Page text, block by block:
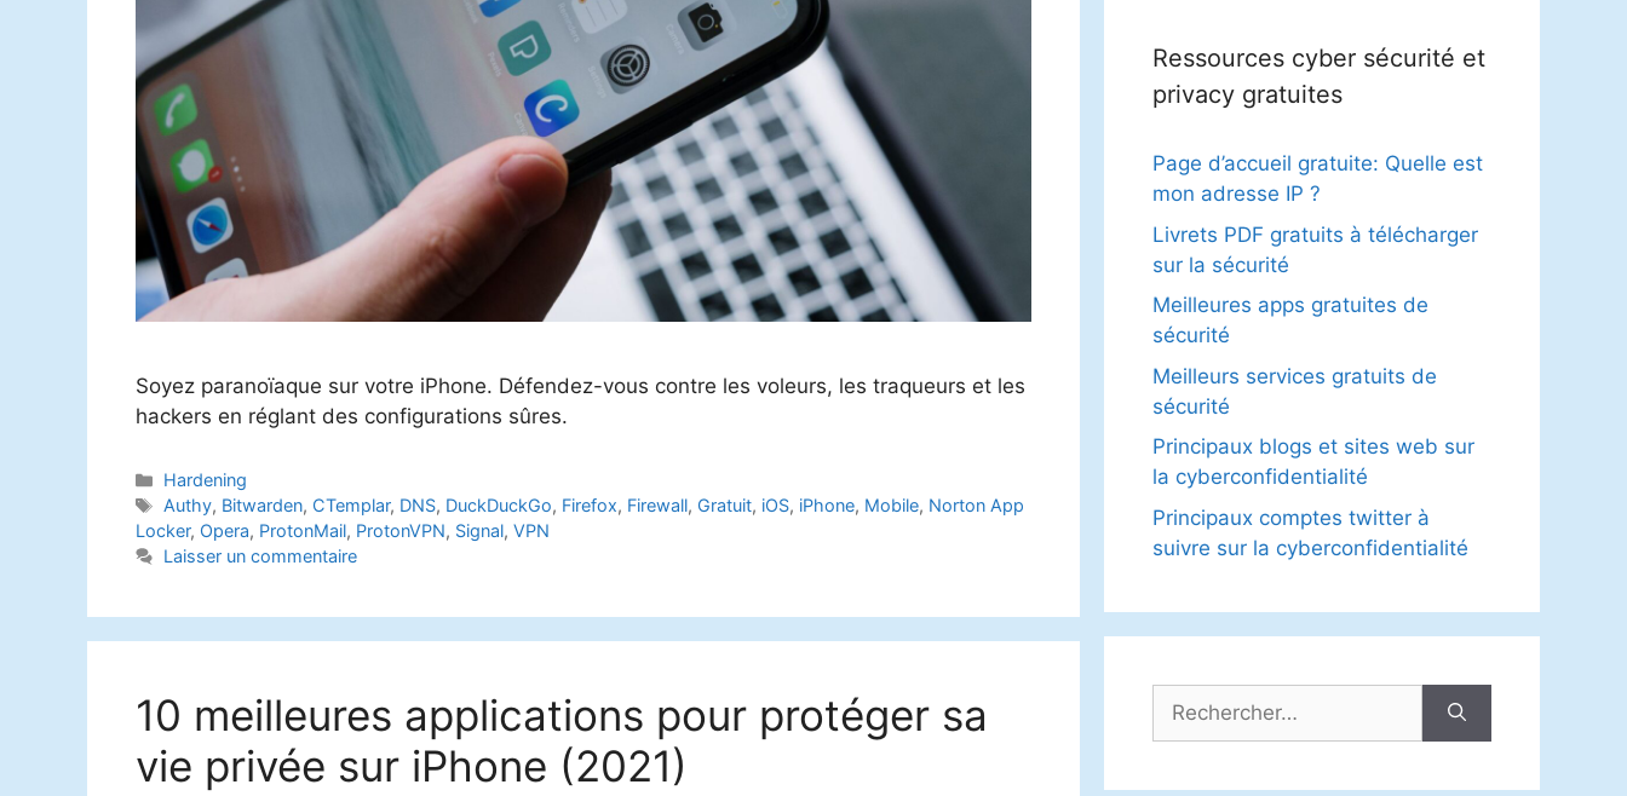
Soyez paranoïaque sur votre iPhone. Défendez-vous contre les voleurs, les traqueurs et les
hackers en réglant des configurations sûres.
Catégories
Hardening
Étiquettes
Authy, Bitwarden, CTemplar, DNS, DuckDuckGo, Firefox, Firewall, Gratuit, iOS, iPhone, Mobile, Norton App
Locker, Opera, ProtonMail, ProtonVPN, Signal, VPN
Laisser un commentaire
10 meilleures applications pour protéger sa
vie privée sur iPhone (2021)
Ressources cyber sécurité et
privacy gratuites
Page d’accueil gratuite: Quelle est
mon adresse IP ?
Livrets PDF gratuits à télécharger
sur la sécurité
Meilleures apps gratuites de
sécurité
Meilleurs services gratuits de
sécurité
Principaux blogs et sites web sur
la cyberconfidentialité
Principaux comptes twitter à
suivre sur la cyberconfidentialité